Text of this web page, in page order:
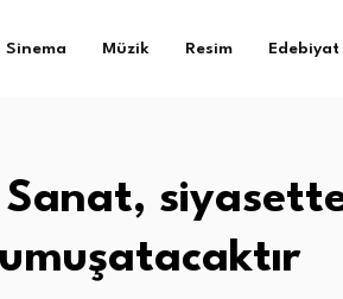
Sinema Müzik Resim Edebiyat